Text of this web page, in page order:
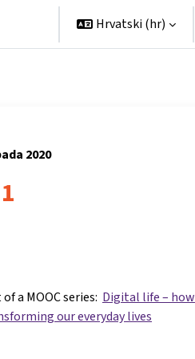
Hrvatski ‎(hr)‎
2020
a MOOC series: Digital life – how
our everyday lives